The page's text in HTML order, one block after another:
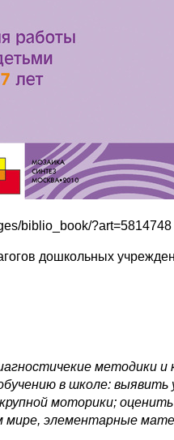
biblio_book/?art=5814748
дошкольных
методики и
в школе: выявить
моторики;
мире, элементарные